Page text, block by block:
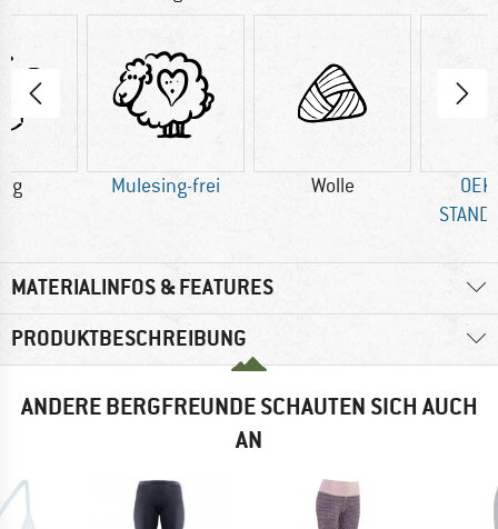
g Mulesing-frei Wolle
MATERIALINFOS & FEATURES
PRODUKTBESCHREIBUNG
ANDERE BERGFREUNDE SCHAUTEN SICH AUCH
AN